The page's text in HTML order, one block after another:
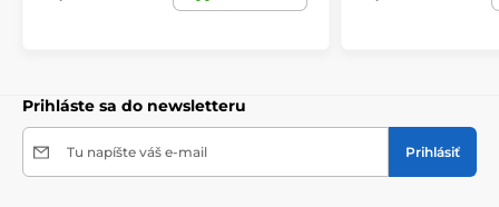
Prihláste sa do newsletteru
Tu napíšte váš e-mail Prihlásiť